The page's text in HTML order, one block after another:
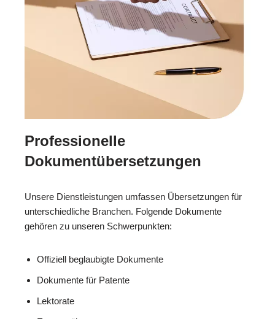
Professionelle
Dokumentübersetzungen
Unsere Dienstleistungen umfassen Übersetzungen für
unterschiedliche Branchen. Folgende Dokumente
gehören zu unseren Schwerpunkten:
Offiziell beglaubigte Dokumente
Dokumente für Patente
Lektorate